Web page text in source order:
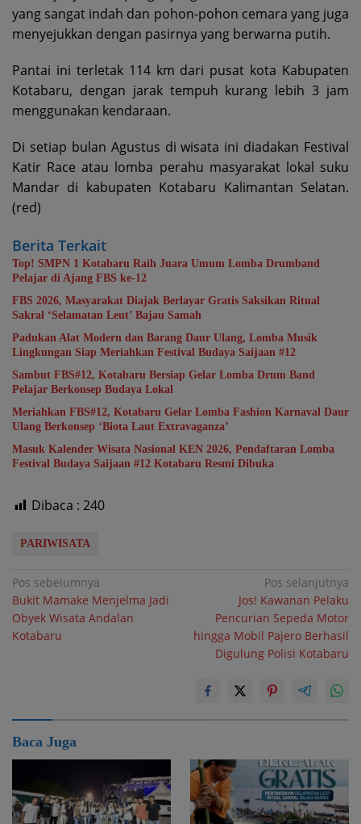
yang sangat indah dan pohon-pohon cemara yang juga
menyejukkan dengan pasirnya yang berwarna putih.
Pantai ini terletak 114 km dari pusat kota Kabupaten
Kotabaru, dengan jarak tempuh kurang lebih 3 jam
menggunakan kendaraan.
Di setiap bulan Agustus di wisata ini diadakan Festival
Katir Race atau lomba perahu masyarakat lokal suku
Mandar di kabupaten Kotabaru Kalimantan Selatan.
(red)
Berita Terkait
Top! SMPN 1 Kotabaru Raih Juara Umum Lomba Drumband
Pelajar di Ajang FBS ke-12
FBS 2026, Masyarakat Diajak Berlayar Gratis Saksikan Ritual
Sakral ‘Selamatan Leut’ Bajau Samah
Padukan Alat Modern dan Barang Daur Ulang, Lomba Musik
Lingkungan Siap Meriahkan Festival Budaya Saijaan #12
Sambut FBS#12, Kotabaru Bersiap Gelar Lomba Drum Band
Pelajar Berkonsep Budaya Lokal
Meriahkan FBS#12, Kotabaru Gelar Lomba Fashion Karnaval Daur
Ulang Berkonsep ‘Biota Laut Extravaganza’
Masuk Kalender Wisata Nasional KEN 2026, Pendaftaran Lomba
Festival Budaya Saijaan #12 Kotabaru Resmi Dibuka
Dibaca : 240
PARIWISATA
Navigasi
pos
Pos sebelumnya
Bukit Mamake Menjelma Jadi
Obyek Wisata Andalan
Kotabaru
Pos selanjutnya
Jos! Kawanan Pelaku
Pencurian Sepeda Motor
hingga Mobil Pajero Berhasil
Digulung Polisi Kotabaru
Baca Juga